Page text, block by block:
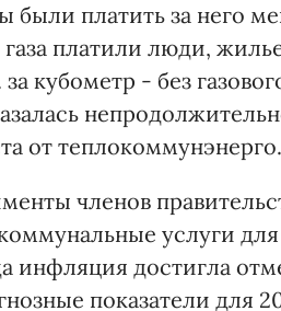
были платить за него
платили люди,
кубометр - без
от теплокоммунэнерго.
членов
услуги для
инфляция достигла
показатели для